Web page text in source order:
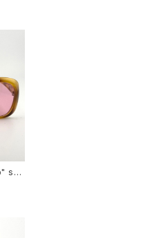
sun